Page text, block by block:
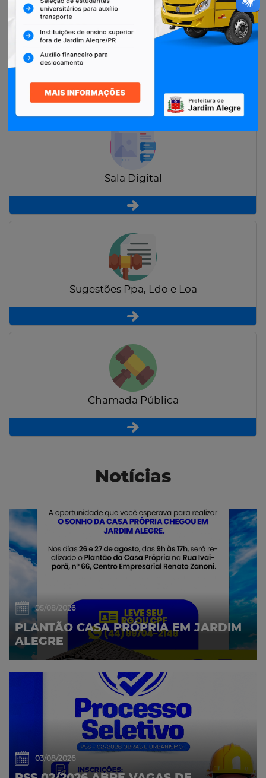
Restituição de Contribuintes
Sala Digital
Sugestões Ppa, Ldo e Loa
Chamada Pública
Notícias
05/08/2026
PLANTÃO CASA PRÓPRIA EM JARDIM
ALEGRE
03/08/2026